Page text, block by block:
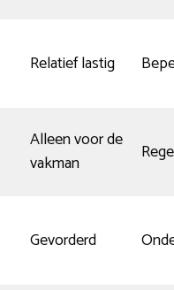
Relatief lastig
Alleen voor de
vakman
Gevorderd